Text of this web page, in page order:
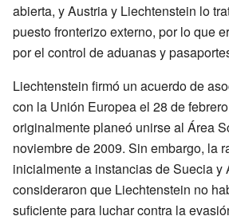
abierta, y Austria y Liechtenstein lo
puesto fronterizo externo, por lo que
por el control de aduanas y
Liechtenstein firmó un acuerdo de
con la Unión Europea el 28 de
originalmente planeó unirse al Área
noviembre de 2009. Sin embargo, la
inicialmente a instancias de Suecia y
consideraron que Liechtenstein no
suficiente para luchar contra la